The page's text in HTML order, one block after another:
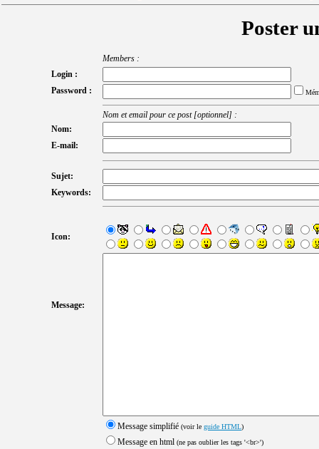
Poster
Members :
Login :
Password :
Nom et email pour ce post [optionnel] :
Nom:
E-mail:
Sujet:
Keywords:
Icon:
Message:
Message simplifié (voir le guide HTML)
Message en html (ne pas oublier les tags '<br>')